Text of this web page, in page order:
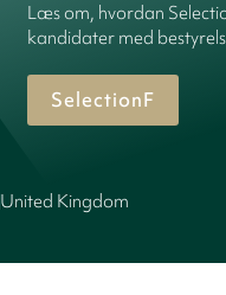
Læs om, hvordan
kandidater med
SelectionF
United Kingdom